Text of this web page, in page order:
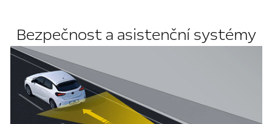
Bezpečnost a asistenční systémy